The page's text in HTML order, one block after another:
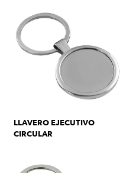
LLAVERO EJECUTIVO
CIRCULAR